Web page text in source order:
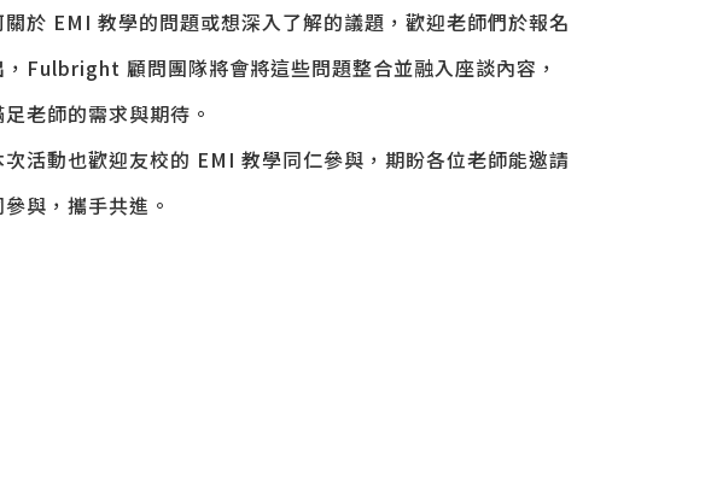
於 EMI 教學的問題或想深入了解的議題，歡迎老師們於報名
，Fulbright 顧問團隊將會將這些問題整合並融入座談內容，
老師的需求與期待。
次活動也歡迎友校的 EMI 教學同仁參與，期盼各位老師能邀請
與，攜手共進。